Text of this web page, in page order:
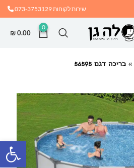
שירות לקוחות073-3753129
0
₪0.00
» בריכה דגם 56595